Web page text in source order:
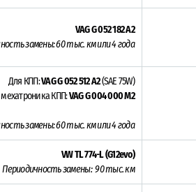
VAG G 052 182 A2
замены:60 тыс. км или 4 года
Для КПП:VAG G 052 512 A2(SAE 75W)
КПП:VAG G 004 000 M2
замены:60 тыс. км или 4 года
VW TL 774-L (G12evo)
Периодичность замены:90 тыс. км